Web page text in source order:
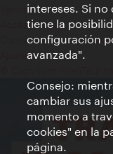
Terms of Use
Accesibilidad
Contacto para la prensa
Ajustes de cookie
intereses. Si no
tiene la
configuración
avanzada".
Consejo:
cambiar sus
momento a
cookies" en la
página.